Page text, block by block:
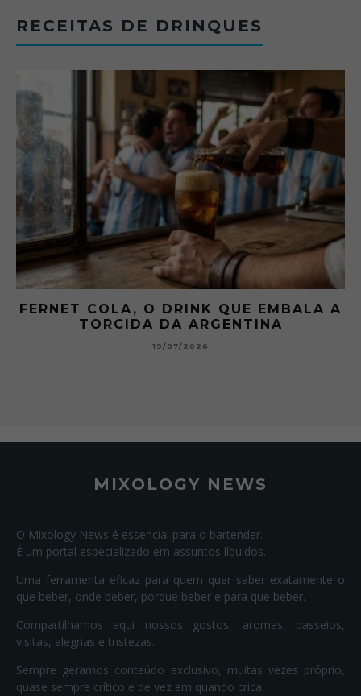
RECEITAS DE DRINQUES
GIBSON: O PICLES QUE MUDOU A
HISTÓRIA DOS MARTINI
15/07/2026
MIXOLOGY NEWS
O Mixology News é essencial para o bartender.
É um portal especializado em assuntos líquidos.
Uma ferramenta eficaz para quem quer saber exatamente o
que beber, onde beber, porque beber e para que beber.
Compartilhamos aqui nossos gostos, aromas, passeios,
visitas, alegrias e tristezas.
Sempre geramos conteúdo exclusivo, muitas vezes próprio,
quase sempre crítico e de vez em quando crica.